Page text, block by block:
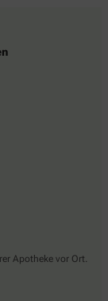
Apotheke vor Ort.